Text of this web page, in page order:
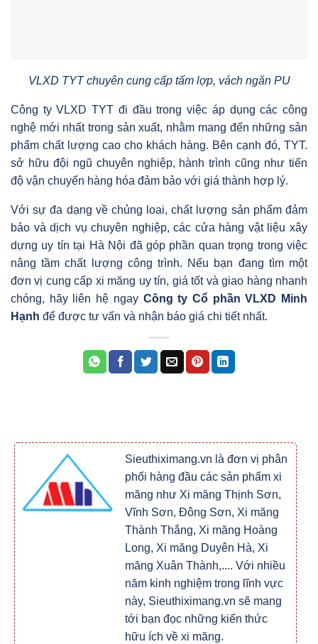
VLXD TYT chuyên cung cấp tấm lợp, vách ngăn PU
Công ty VLXD TYT đi đầu trong việc áp dụng các công
nghệ mới nhất trong sản xuất, nhằm mang đến những sản
phẩm chất lượng cao cho khách hàng. Bên cạnh đó, TYT.
sở hữu đội ngũ chuyên nghiệp, hành trình cũng như tiến
độ vận chuyển hàng hóa đảm bảo với giá thành hợp lý.
Với sự đa dạng về chủng loại, chất lượng sản phẩm đảm
bảo và dịch vụ chuyên nghiệp, các cửa hàng vật liệu xây
dựng uy tín tại Hà Nội đã góp phần quan trọng trong việc
nâng tầm chất lượng công trình. Nếu bạn đang tìm một
đơn vị cung cấp xi măng uy tín, giá tốt và giao hàng nhanh
chóng, hãy liên hệ ngay Công ty Cổ phần VLXD Minh
Hạnh để được tư vấn và nhận báo giá chi tiết nhất.
Sieuthiximang.vn là đơn vị phân
phối hàng đầu các sản phẩm xi
măng như Xi măng Thịnh Sơn,
Vĩnh Sơn, Đông Sơn, Xi măng
Thành Thắng, Xi măng Hoàng
Long, Xi măng Duyên Hà, Xi
măng Xuân Thành,.... Với nhiều
năm kinh nghiệm trong lĩnh vực
này, Sieuthiximang.vn sẽ mang
tới bạn đọc những kiến thức
hữu ích về xi măng.